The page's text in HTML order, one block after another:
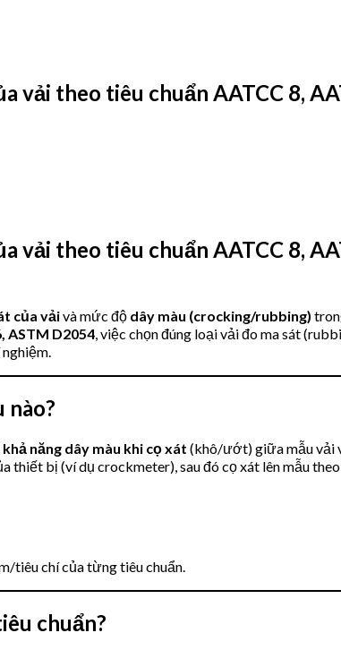
vải theo tiêu chuẩn AATCC 8,
vải theo tiêu chuẩn AATCC 8,
của vảivà mức độ dây màu (crocking/rubbing)
ASTM D2054, việc chọn đúng loại vải đo ma sát
nào?
khả năng dây màu khi cọ xát (khô/ướt) giữa mẫu vải
bị (ví dụ crockmeter), sau đó cọ xát lên mẫu
tiêu chí của từng tiêu chuẩn.
chuẩn?